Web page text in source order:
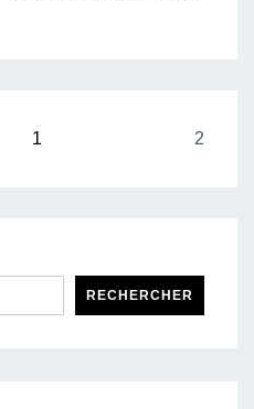
1 2
RECHERCHER